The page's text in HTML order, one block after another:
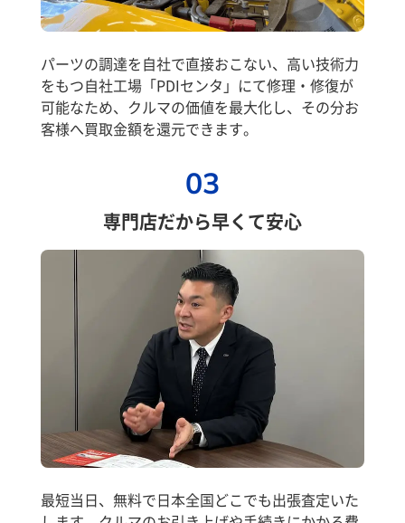
パーツの調達を自社で直接おこない、高い技術力
をもつ自社工場「PDIセンタ」にて修理・修復が
可能なため、クルマの価値を最大化し、その分お
客様へ買取金額を還元できます。
03
専門店だから早くて安心
最短当日、無料で日本全国どこでも出張査定いた